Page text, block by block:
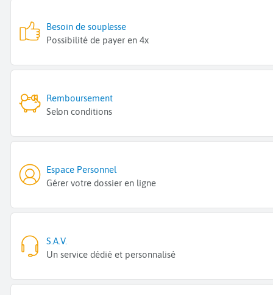
Besoin de souplesse
Possibilité de payer en 4x
Remboursement
Selon conditions
Espace Personnel
Gérer votre dossier en ligne
S.A.V.
Un service dédié et personnalisé